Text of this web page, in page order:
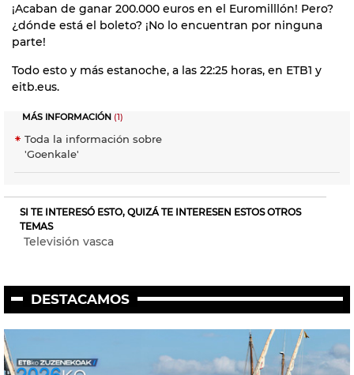
¡Acaban de ganar 200.000 euros en el Euromilllón! Pero?
¿dónde está el boleto? ¡No lo encuentran por ninguna
parte!
Todo esto y más estanoche, a las 22:25 horas, en ETB1 y
eitb.eus.
MÁS INFORMACIÓN (1)
Toda la información sobre
'Goenkale'
SI TE INTERESÓ ESTO, QUIZÁ TE INTERESEN ESTOS OTROS
TEMAS
Televisión vasca
DESTACAMOS